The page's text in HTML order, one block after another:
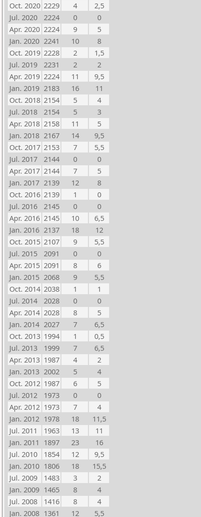
Oct. 2020 2229 4
2,5
Jul. 2020
2224 0
0
Apr. 2020 2224 9
5
Jan. 2020 2241 10
8
Oct. 2019 2228 2
1,5
Jul. 2019
2231 2
2
Apr. 2019 2224 11
9,5
Jan. 2019 2183 16
11
Oct. 2018 2154 5
4
Jul. 2018
2154 5
3
Apr. 2018 2158 11
5
Jan. 2018 2167 14
9,5
Oct. 2017 2153 7
5,5
Jul. 2017
2144 0
0
Apr. 2017 2144 7
5
Jan. 2017 2139 12
8
Oct. 2016 2139 1
0
Jul. 2016
2145 0
0
Apr. 2016 2145 10
6,5
Jan. 2016 2137 18
12
Oct. 2015 2107 9
5,5
Jul. 2015
2091 0
0
Apr. 2015 2091 8
6
Jan. 2015 2068 9
5,5
Oct. 2014 2038 1
1
Jul. 2014
2028 0
0
Apr. 2014 2028 8
5
Jan. 2014 2027 7
6,5
Oct. 2013 1994 1
0,5
Jul. 2013
1999 7
6,5
Apr. 2013 1987 4
2
Jan. 2013 2002 5
4
Oct. 2012 1987 6
5
Jul. 2012
1973 0
0
Apr. 2012 1973 7
4
Jan. 2012 1978 18
11,5
Jul. 2011
1963 13
11
Jan. 2011 1897 23
16
Jul. 2010
1854 12
9,5
Jan. 2010 1806 18
15,5
Jul. 2009
1483 3
2
Jan. 2009 1465 8
4
Jul. 2008
1416 8
4
Jan. 2008 1361 12 5,5